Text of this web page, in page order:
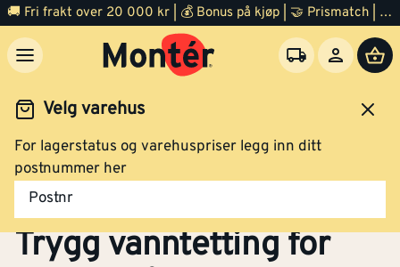
🚚 Fri frakt over 20 000 kr | 💰 Bonus på kjøp | 🤝 Prismatch | ⭐ 100% fornøyd garanti | 🏪 140 byggevarehus
Velg varehus
For lagerstatus og varehuspriser legg inn ditt
postnummer her
Postnr
Bad Membran og tilbehør
Membran og tilbehør –
Trygg vanntetting for